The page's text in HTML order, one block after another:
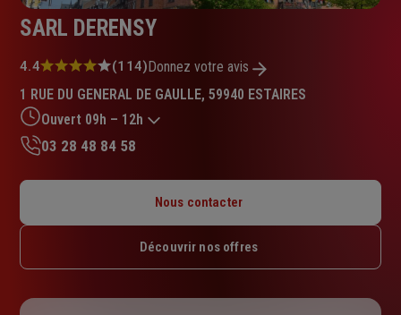
SARL DERENSY
Note
4.4
sur
5
étoiles
4.4 (114)Donnez votre avis
1 RUE DU GENERAL DE GAULLE, 59940 ESTAIRES
Ouvert 09h – 12h
Mardi : 09h – 12h / 14h – 18h
Jeudi : 09h – 12h / 14h – 18h
Dimanche : Fermé
03 28 48 84 58
Nous contacter
Découvrir nos offres